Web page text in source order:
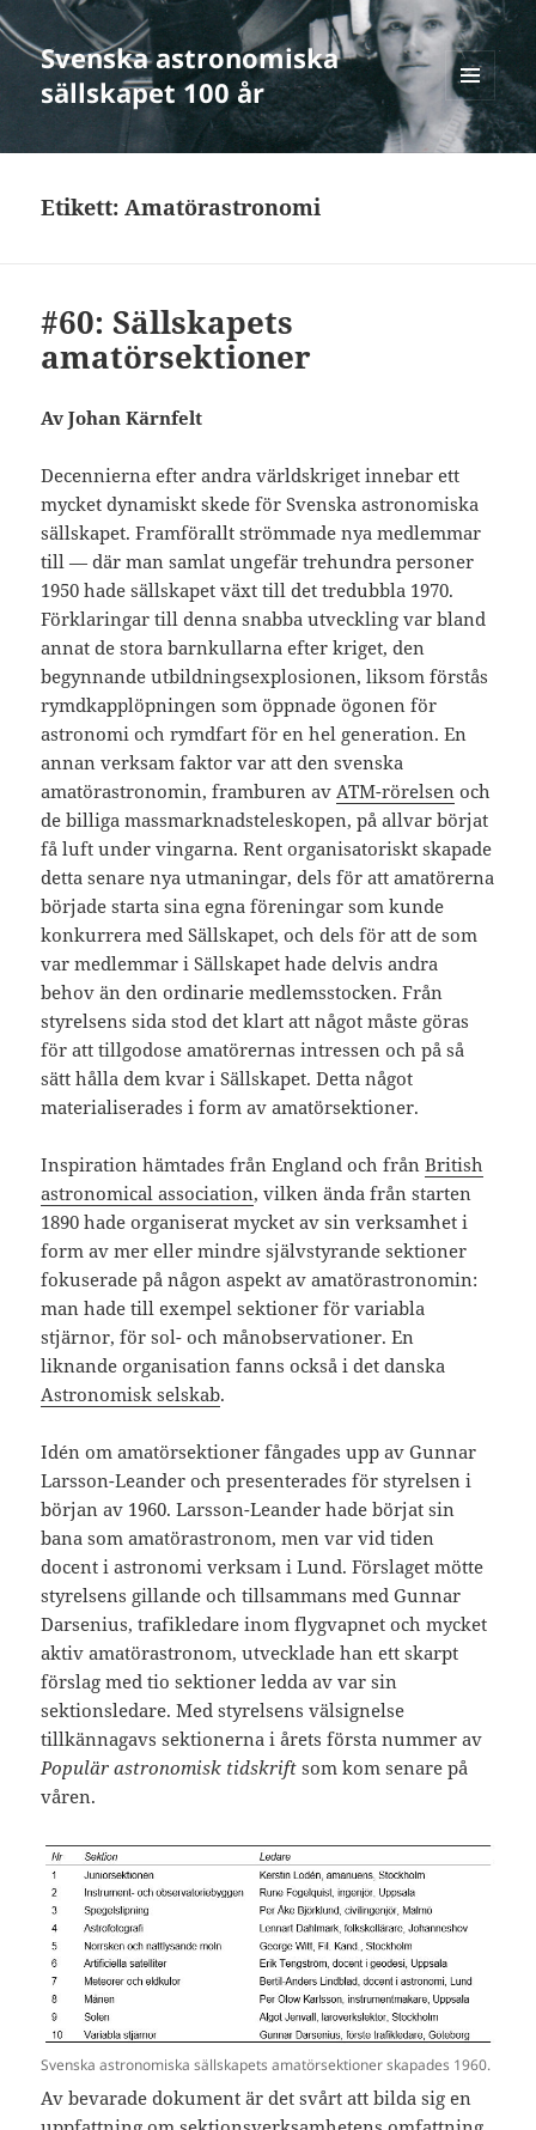
Svenska astronomiska
sällskapet 100 år
MENY
OCH
WIDGETS
Etikett:Amatörastronomi
#60: Sällskapets
amatörsektioner
Av Johan Kärnfelt
Decennierna efter andra världskriget innebar ett
mycket dynamiskt skede för Svenska astronomiska
sällskapet. Framförallt strömmade nya medlemmar
till — där man samlat ungefär trehundra personer
1950 hade sällskapet växt till det tredubbla 1970.
Förklaringar till denna snabba utveckling var bland
annat de stora barnkullarna efter kriget, den
begynnande utbildningsexplosionen, liksom förstås
rymdkapplöpningen som öppnade ögonen för
astronomi och rymdfart för en hel generation. En
annan verksam faktor var att den svenska
amatörastronomin, framburen avATM-rörelsen och
de billiga massmarknadsteleskopen, på allvar börjat
få luft under vingarna. Rent organisatoriskt skapade
detta senare nya utmaningar, dels för att amatörerna
började starta sina egna föreningar som kunde
konkurrera med Sällskapet, och dels för att de som
var medlemmar i Sällskapet hade delvis andra
behov än den ordinarie medlemsstocken. Från
styrelsens sida stod det klart att något måste göras
för att tillgodose amatörernas intressen och på så
sätt hålla dem kvar i Sällskapet. Detta något
materialiserades i form av amatörsektioner.
Inspiration hämtades från England och frånBritish
astronomical association, vilken ända från starten
1890 hade organiserat mycket av sin verksamhet i
form av mer eller mindre självstyrande sektioner
fokuserade på någon aspekt av amatörastronomin:
man hade till exempel sektioner för variabla
stjärnor, för sol- och månobservationer. En
liknande organisation fanns också i det danska
Astronomisk selskab.
Idén om amatörsektioner fångades upp av Gunnar
Larsson-Leander och presenterades för styrelsen i
början av 1960. Larsson-Leander hade börjat sin
bana som amatörastronom, men var vid tiden
docent i astronomi verksam i Lund. Förslaget mötte
styrelsens gillande och tillsammans med Gunnar
Darsenius, trafikledare inom flygvapnet och mycket
aktiv amatörastronom, utvecklade han ett skarpt
förslag med tio sektioner ledda av var sin
sektionsledare. Med styrelsens välsignelse
tillkännagavs sektionerna i årets första nummer av
Populär astronomisk tidskrift som kom senare på
våren.
Svenska astronomiska sällskapets amatörsektioner skapades 1960.
Av bevarade dokument är det svårt att bilda sig en